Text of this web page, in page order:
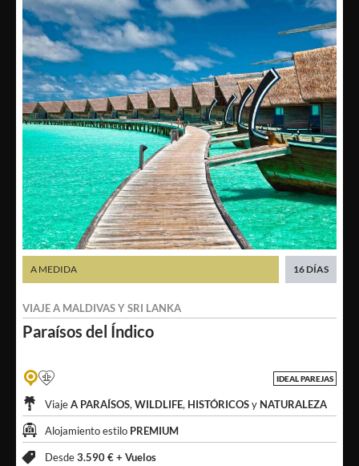
Paraísos del Índico
VIAJE A MALDIVASYSRI LANKA
A MEDIDA 16 DÍAS
IDEAL PAREJAS
ViajeA PARAÍSOS, WILDLIFE, HISTÓRICOSy NATURALEZA
Alojamiento estilo PREMIUM
Desde3.590 € + Vuelos